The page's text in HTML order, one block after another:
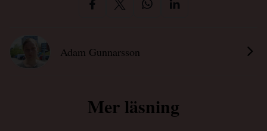
Adam Gunnarsson
Mer läsning